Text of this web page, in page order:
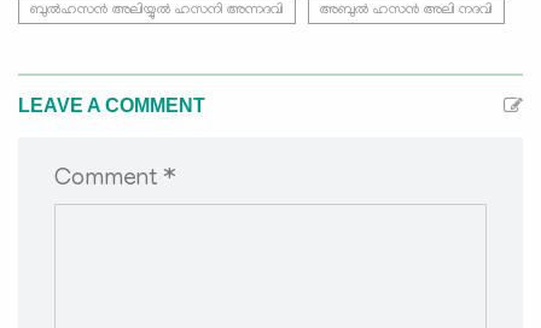
ബുല്‍ഹസന്‍ അലിയ്യുല്‍ ഹസനി അന്നദവി അബുല്‍ ഹസന്‍ അലി നദവി
LEAVE A COMMENT
Comment *